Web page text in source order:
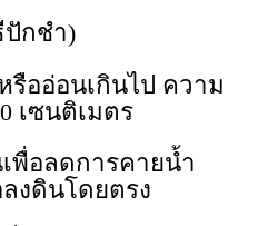
ปักชำ)
รืออ่อนเกินไป ความ
เซนติเมตร
พื่อลดการคายน้ำ
งดินโดยตรง